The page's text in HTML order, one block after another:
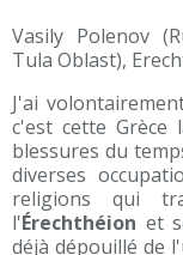
Vasily Polenov
Tula Oblast),
J'ai
c'est cette Grèce
blessures du
diverses
religions qui
l'Érechthéion et
déjà dépouillé de